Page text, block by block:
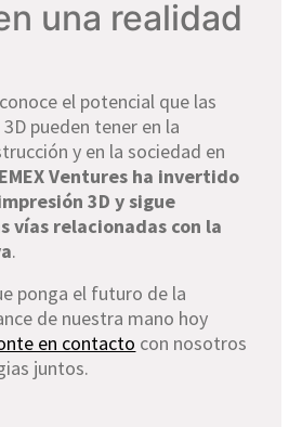
una realidad
el potencial que las
pueden tener en la
y en la sociedad en
Ventures ha invertido
3D y sigue
vías relacionadas con la
.
ponga el futuro de la
de nuestra mano hoy
en contacto con nosotros
juntos.